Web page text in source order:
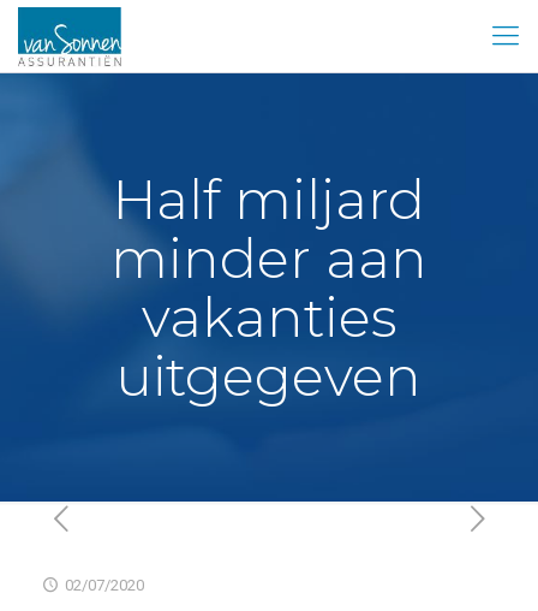
Half miljard
minder aan
vakanties
uitgegeven
02/07/2020